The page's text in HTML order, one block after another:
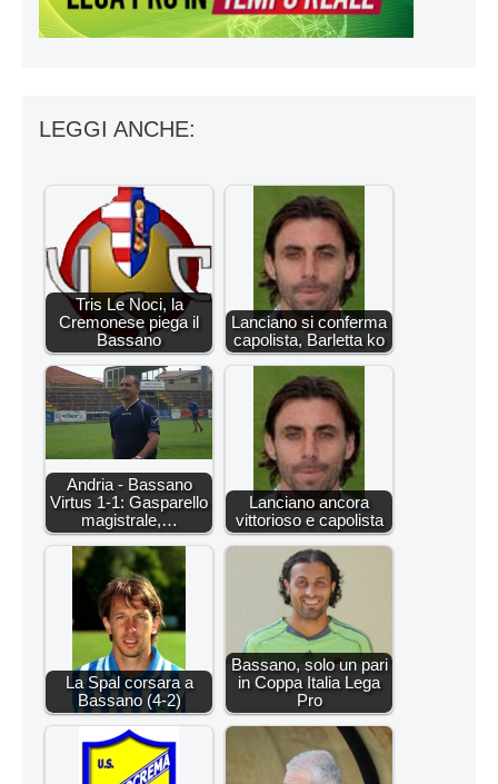
LEGGI ANCHE:
Tris Le Noci, la
Cremonese piega il
Bassano
Lanciano si conferma
capolista, Barletta ko
Andria - Bassano
Virtus 1-1: Gasparello
magistrale,…
Lanciano ancora
vittorioso e capolista
La Spal corsara a
Bassano (4-2)
Bassano, solo un pari
in Coppa Italia Lega
Pro